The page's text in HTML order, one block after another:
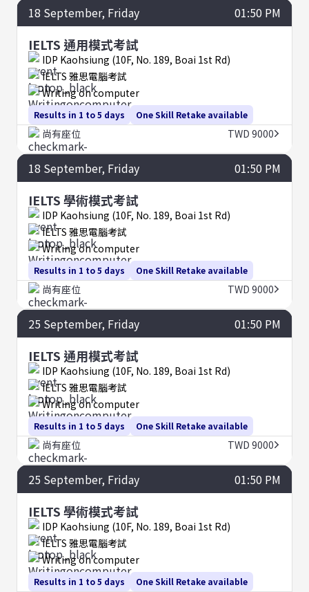
18 September, Friday 01:50 PM
IELTS 通用模式考試
IDP Kaohsiung (10F, No. 189, Boai 1st Rd)
Results in 1 to 5 days
IELTS 雅思電腦考試
Writing on computer
One Skill Retake available
尚有座位 TWD 9000
18 September, Friday 01:50 PM
IELTS 學術模式考試
IDP Kaohsiung (10F, No. 189, Boai 1st Rd)
Results in 1 to 5 days
IELTS 雅思電腦考試
Writing on computer
One Skill Retake available
尚有座位 TWD 9000
25 September, Friday 01:50 PM
IELTS 通用模式考試
IDP Kaohsiung (10F, No. 189, Boai 1st Rd)
Results in 1 to 5 days
IELTS 雅思電腦考試
Writing on computer
One Skill Retake available
尚有座位 TWD 9000
25 September, Friday 01:50 PM
IELTS 學術模式考試
IDP Kaohsiung (10F, No. 189, Boai 1st Rd)
Results in 1 to 5 days
IELTS 雅思電腦考試
Writing on computer
One Skill Retake available